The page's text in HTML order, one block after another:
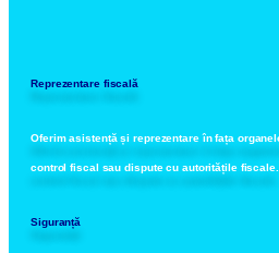
Reprezentare fiscală
Oferim asistență și reprezentare în fața
control fiscal sau dispute cu autoritățile fiscale.
Siguranță